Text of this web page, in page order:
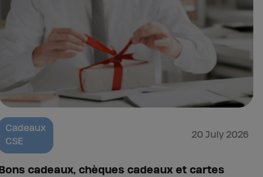
Cadeaux
CSE
20 July 2026
Bons cadeaux, chèques cadeaux et cartes